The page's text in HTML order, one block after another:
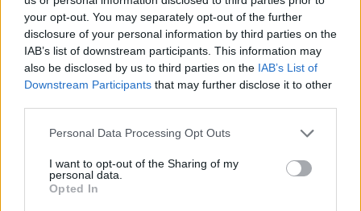
your opt-out. You may separately opt-out of the further
disclosure of your personal information by third parties on the
IAB’s list of downstream participants. This information may
also be disclosed by us to third parties on the IAB’s List of
Downstream Participants that may further disclose it to other
Personal Data Processing Opt Outs
I want to opt-out of the Sharing of my
personal data.
Opted In
ΧΑΜΗΛΟΤΕΡΕΣ
ΘΕΟΔΩΡΙΑΝΑ 24°C
ΟΡΕΙΝΗ ΦΩΚΙΔΑ 25°C
ΣΤΕΝΗ ΕΥΒΟΙΑΣ 27°C
ΥΨΗΛΟΤΕΡΕΣ
ΓΥΘΕΙΟ
ΑΒΔΗΡΑ 38°C
ΚΡΥΑ ΒΡΥΣΗ 38°C
Τα παραπάνω δεδομένα (ΧΑΜΗΛΟΤΕΡΕΣ/ΥΨΗΛΟΤΕΡΕΣ) αποτελούν προγνώσεις. Για
Ο ΚΑΙΡΟΣ ΤΩΡΑ (LIVE)